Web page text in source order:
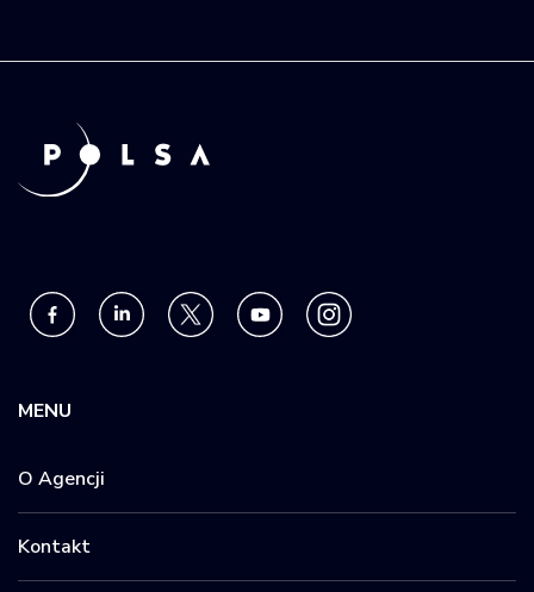
MENU
O Agencji
Kontakt